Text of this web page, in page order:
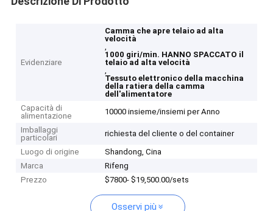
Evidenziare
Camma che apre telaio ad alta
velocità
,
1000 giri/min. HANNO SPACCATO il
telaio ad alta velocità
,
Tessuto elettronico della macchina
della ratiera della camma
dell'alimentatore
Capacità di
alimentazione
10000 insieme/insiemi per Anno
Imballaggi
particolari
richiesta del cliente o del container
Luogo di origine
Shandong, Cina
Marca
Rifeng
Prezzo
$7800- $19,500.00/sets
Osservi più